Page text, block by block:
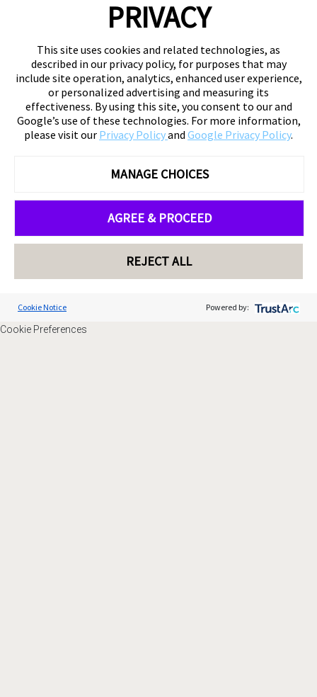
PRIVACY
This site uses cookies and related technologies, as
described in our privacy policy, for purposes that may
include site operation, analytics, enhanced user experience,
or personalized advertising and measuring its
effectiveness. By using this site, you consent to our and
Google’s use of these technologies. For more information,
please visit our Privacy Policyand Google Privacy Policy.
MANAGE CHOICES
AGREE & PROCEED
REJECT ALL
Cookie Notice Powered by:
Cookie Preferences